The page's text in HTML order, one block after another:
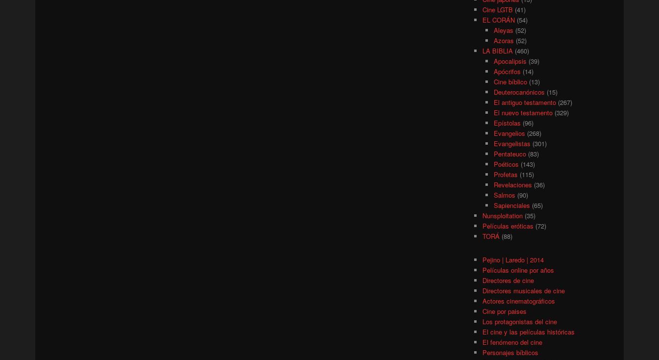
Cine LGTB (41)
EL CORÁN (54)
Aleyas (52)
Azoras (52)
LA BIBLIA (460)
Apocalipsis (39)
Apócrifos (14)
Cine bíblico(13)
Deuterocanónicos (15)
El antiguo testamento(267)
El nuevo testamento(329)
Epístolas (96)
Evangelios (268)
Evangelistas (301)
Pentateuco(83)
Poéticos (143)
Profetas (115)
Revelaciones (36)
Salmos (90)
Sapienciales (65)
Nunsploitation (35)
Películas eróticas (72)
TORÁ (88)
Pejino | Laredo | 2014
Películas online por años
Directores de cine
Directores musicales de cine
Actores cinematográficos
Cine por paises
Los protagonistas del cine
El cine y las películas históricas
El fenómeno del cine
Personajes bíblicos